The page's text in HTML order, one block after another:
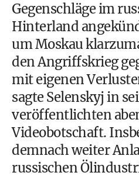
Gegenschläge im
Hinterland
um Moskau
den Angriffskrieg
mit eigenen
sagte Selenskyj in
veröffentlichten
Videobotschaft.
demnach weiter
russischen